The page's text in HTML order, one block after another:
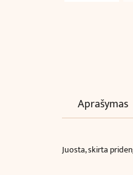
Aprašymas
Juosta, skirta